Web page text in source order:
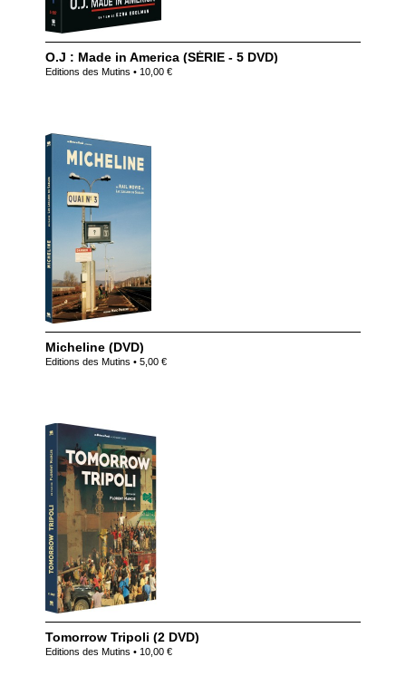
O.J : Made in America (SÉRIE - 5 DVD)
Editions des Mutins • 10,00 €
Micheline (DVD)
Editions des Mutins • 5,00 €
Tomorrow Tripoli (2 DVD)
Editions des Mutins • 10,00 €